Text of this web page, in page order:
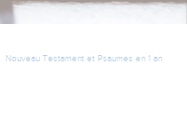
Nouveau Testament et Psaumes en 1 an